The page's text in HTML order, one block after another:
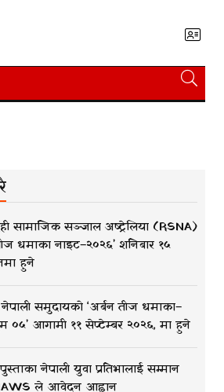
सामाजिक सञ्जाल अष्ट्रेलिया (RSNA)
धमाका नाइट–२०२६’ शनिबार १५
हुने
समुदायको ‘अर्बन तीज धमाका–
०५’ आगामी ११ सेप्टेम्बर २०२६, मा हुने
पुस्ताका नेपाली युवा प्रतिभालाई सम्मान
ले आवेदन आह्वान